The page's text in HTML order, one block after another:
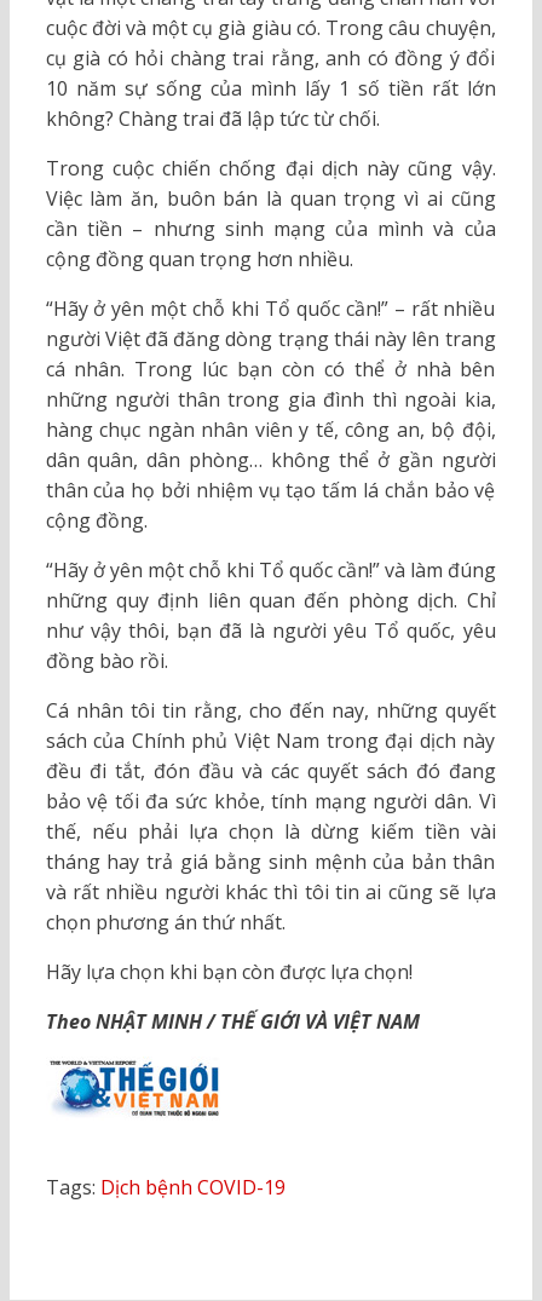
cuộc đời và một cụ già giàu có. Trong câu chuyện,
cụ già có hỏi chàng trai rằng, anh có đồng ý đổi
10 năm sự sống của mình lấy 1 số tiền rất lớn
không? Chàng trai đã lập tức từ chối.
Trong cuộc chiến chống đại dịch này cũng vậy.
Việc làm ăn, buôn bán là quan trọng vì ai cũng
cần tiền – nhưng sinh mạng của mình và của
cộng đồng quan trọng hơn nhiều.
“Hãy ở yên một chỗ khi Tổ quốc cần!” – rất nhiều
người Việt đã đăng dòng trạng thái này lên trang
cá nhân. Trong lúc bạn còn có thể ở nhà bên
những người thân trong gia đình thì ngoài kia,
hàng chục ngàn nhân viên y tế, công an, bộ đội,
dân quân, dân phòng… không thể ở gần người
thân của họ bởi nhiệm vụ tạo tấm lá chắn bảo vệ
cộng đồng.
“Hãy ở yên một chỗ khi Tổ quốc cần!” và làm đúng
những quy định liên quan đến phòng dịch. Chỉ
như vậy thôi, bạn đã là người yêu Tổ quốc, yêu
đồng bào rồi.
Cá nhân tôi tin rằng, cho đến nay, những quyết
sách của Chính phủ Việt Nam trong đại dịch này
đều đi tắt, đón đầu và các quyết sách đó đang
bảo vệ tối đa sức khỏe, tính mạng người dân. Vì
thế, nếu phải lựa chọn là dừng kiếm tiền vài
tháng hay trả giá bằng sinh mệnh của bản thân
và rất nhiều người khác thì tôi tin ai cũng sẽ lựa
chọn phương án thứ nhất.
Hãy lựa chọn khi bạn còn được lựa chọn!
Theo NHẬT MINH / THẾ GIỚI VÀ VIỆT NAM
Tags: Dịch bệnh COVID-19